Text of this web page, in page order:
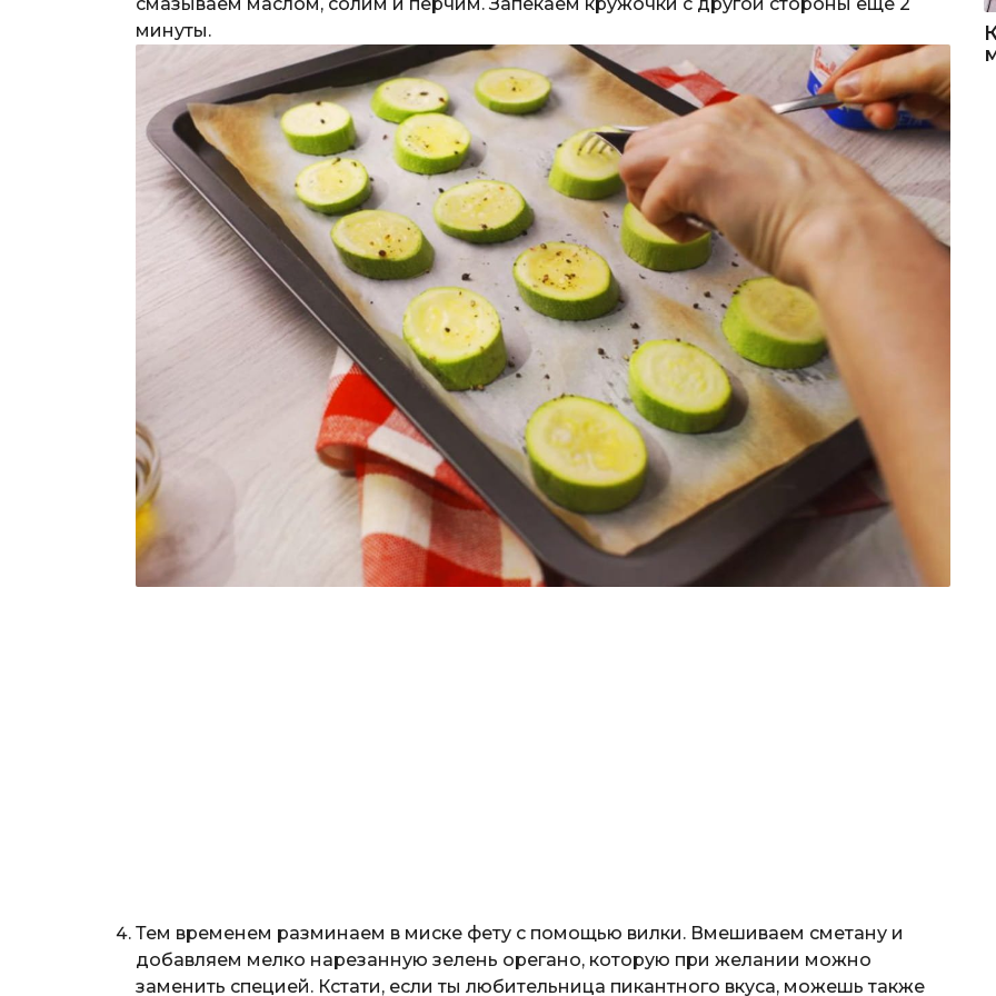
минуты.
Тем временем разминаем в миске фету с помощью вилки. Вмешиваем сметану и
добавляем мелко нарезанную зелень орегано, которую при желании можно
заменить специей. Кстати, если ты любительница пикантного вкуса, можешь также